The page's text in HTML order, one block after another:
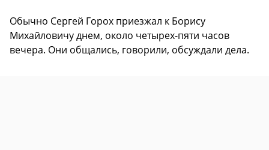
Обычно Сергей Горох приезжал к Борису
Михайловичу днем, около четырех-пяти часов
вечера. Они общались, говорили, обсуждали дела.